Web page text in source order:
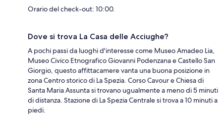
Orario del check-out: 10:00.
Dove si trova La Casa delle Acciughe?
A pochi passi da luoghi d'interesse come Museo Amadeo Lia,
Museo Civico Etnografico Giovanni Podenzana e Castello San
Giorgio, questo affittacamere vanta una buona posizione in
zona Centro storico di La Spezia. Corso Cavour e Chiesa di
Santa Maria Assunta si trovano ugualmente a meno di 5 minuti
di distanza. Stazione di La Spezia Centrale si trova a 10 minuti a
piedi.